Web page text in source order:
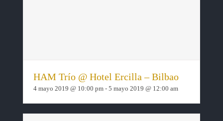
HAM Trío @ Hotel Ercilla – Bilbao
4 mayo 2019 @ 10:00 pm- 5 mayo 2019 @ 12:00 am